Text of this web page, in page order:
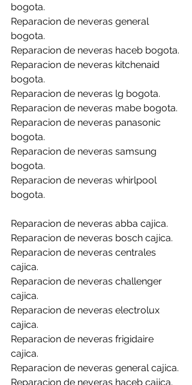
bogota.
Reparacion de neveras general
bogota.
Reparacion de neveras haceb bogota.
Reparacion de neveras kitchenaid
bogota.
Reparacion de neveras lg bogota.
Reparacion de neveras mabe bogota.
Reparacion de neveras panasonic
bogota.
Reparacion de neveras samsung
bogota.
Reparacion de neveras whirlpool
bogota.
Reparacion de neveras abba cajica.
Reparacion de neveras bosch cajica.
Reparacion de neveras centrales
cajica.
Reparacion de neveras challenger
cajica.
Reparacion de neveras electrolux
cajica.
Reparacion de neveras frigidaire
cajica.
Reparacion de neveras general cajica.
Reparacion de neveras haceb cajica.